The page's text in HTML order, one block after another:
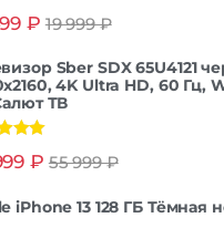
₽ 19 999₽
Sber SDX 65U4121
4K Ultra HD, 60 Гц,
ТВ
₽ 55 999₽
iPhone 13 128 ГБ Тёмная